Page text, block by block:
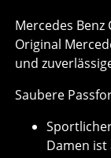
Mercedes Benz
Original
und
Saubere
Damen